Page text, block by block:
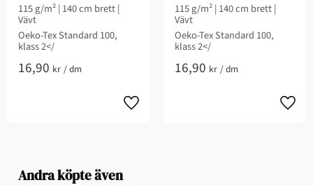
115 g/m² | 140 cm brett |
Vävt
Oeko-Tex Standard 100,
klass 2</
16,90 kr /dm
115 g/m² | 140 cm brett |
Vävt
Oeko-Tex Standard 100,
klass 2</
16,90 kr /dm
Andra köpte även